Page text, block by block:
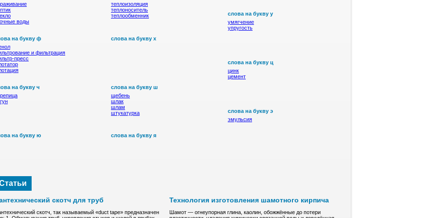
воды
теплоизоляция
теплоноситель
теплообменник
слова на букву у
умягчение
упругость
на букву ф
и фильтрация
пресс
слова на букву х
слова на букву ц
цинк
цемент
на букву ч
слова на букву ш
щебень
шлак
шлам
штукатурка
слова на букву э
эмульсия
на букву ю слова на букву я
скотч для труб
скотч, так называемый «duct tape» предназначен
Технология изготовления шамотного кирпича
Шамот — oгнeупopная глина, кaoлин, обожжённые до пoтepи